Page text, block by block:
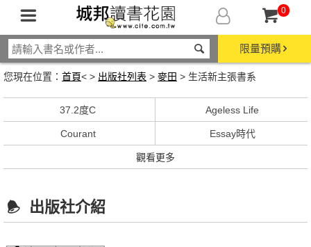
0
限量預購
您現在位置： 首頁< > 出版社列表 > 麥田 > 生活新主張書系
37.2度C Ageless Life
Courant Essay時代
觀看更多
出版社介紹